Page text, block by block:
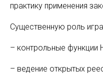
практику применения
Существенную роль
– контрольные
– ведение открытых